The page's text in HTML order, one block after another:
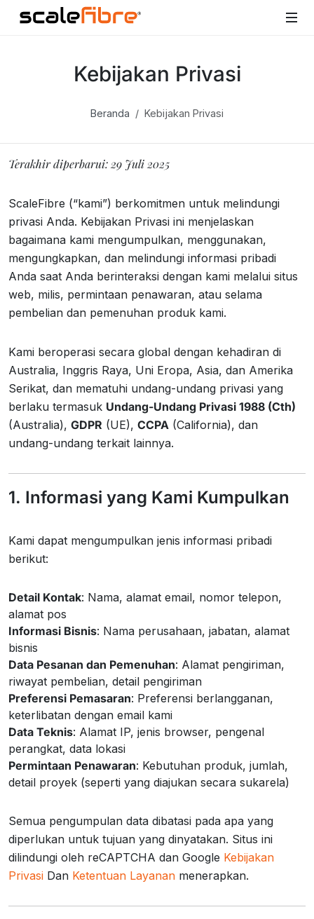
Kebijakan Privasi
Beranda Kebijakan Privasi
Terakhir diperbarui: 29 Juli 2025
ScaleFibre (“kami”) berkomitmen untuk melindungi
privasi Anda. Kebijakan Privasi ini menjelaskan
bagaimana kami mengumpulkan, menggunakan,
mengungkapkan, dan melindungi informasi pribadi
Anda saat Anda berinteraksi dengan kami melalui situs
web, milis, permintaan penawaran, atau selama
pembelian dan pemenuhan produk kami.
Kami beroperasi secara global dengan kehadiran di
Australia, Inggris Raya, Uni Eropa, Asia, dan Amerika
Serikat, dan mematuhi undang-undang privasi yang
berlaku termasuk Undang-Undang Privasi 1988 (Cth)
(Australia), GDPR (UE), CCPA (California), dan
undang-undang terkait lainnya.
1. Informasi yang Kami Kumpulkan
Kami dapat mengumpulkan jenis informasi pribadi
berikut:
Detail Kontak: Nama, alamat email, nomor telepon,
alamat pos
Informasi Bisnis: Nama perusahaan, jabatan, alamat
bisnis
Data Pesanan dan Pemenuhan: Alamat pengiriman,
riwayat pembelian, detail pengiriman
Preferensi Pemasaran: Preferensi berlangganan,
keterlibatan dengan email kami
Data Teknis: Alamat IP, jenis browser, pengenal
perangkat, data lokasi
Permintaan Penawaran: Kebutuhan produk, jumlah,
detail proyek (seperti yang diajukan secara sukarela)
Semua pengumpulan data dibatasi pada apa yang
diperlukan untuk tujuan yang dinyatakan. Situs ini
dilindungi oleh reCAPTCHA dan Google Kebijakan
Privasi Dan Ketentuan Layanan menerapkan.